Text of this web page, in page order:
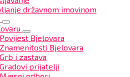
državnom imovinom
Povijest Bjelovara
Znamenitosti Bjelovara
Grb i zastava
Gradovi prijatelji